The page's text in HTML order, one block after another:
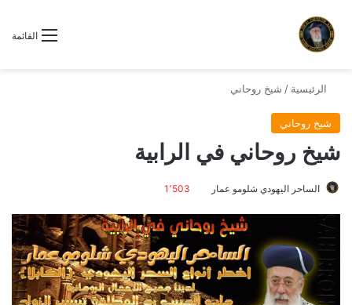
القائمة
الرئيسية / شيخ روحاني
شيخ روحاني
شيخ روحاني في الرابية
الساحر اليهودي شلومو عمار 1٬503